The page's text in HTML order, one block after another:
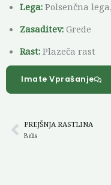
Lega:Polsenčna
Zasaditev:Grede
Rast:Plazeča rast
Imate Vprašanje
Prev
PREJŠNJA RASTLINA
Belis